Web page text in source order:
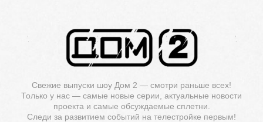
Свежие выпуски шоу Дом 2 — смотри раньше всех!
Только у нас — самые новые серии, актуальные новости
проекта и самые обсуждаемые сплетни.
Следи за развитием событий на телестройке первым!